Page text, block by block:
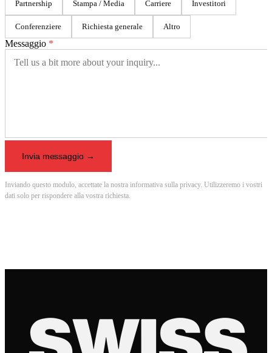
Partnership Stampa / Media Carriere Investitori
Conferenziere Richiesta generale Altro
Messaggio *
Invia messaggio→
Inviando questo modulo, accettate la nostra informativa sulla privacy. Utilizzeremo i vostri
dati solo per rispondere alla vostra richiesta.